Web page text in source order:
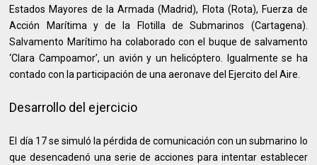
Estados Mayores de la Armada (Madrid), Flota (Rota), Fuerza de
Acción Marítima y de la Flotilla de Submarinos (Cartagena).
Salvamento Marítimo ha colaborado con el buque de salvamento
‘Clara Campoamor’, un avión y un helicóptero. Igualmente se ha
contado con la participación de una aeronave del Ejercito del Aire.
Desarrollo del ejercicio
El día 17 se simuló la pérdida de comunicación con un submarino lo
que desencadenó una serie de acciones para intentar establecer